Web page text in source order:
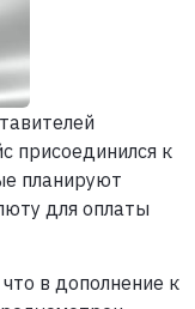
присоединился к
планируют
для оплаты
в дополнение к